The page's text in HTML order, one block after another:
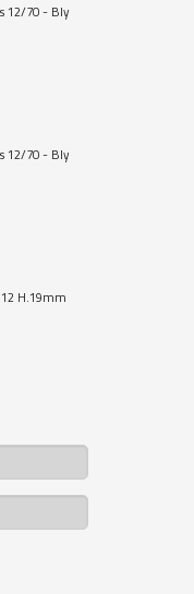
12/70 - Bly
12/70 - Bly
H.19mm